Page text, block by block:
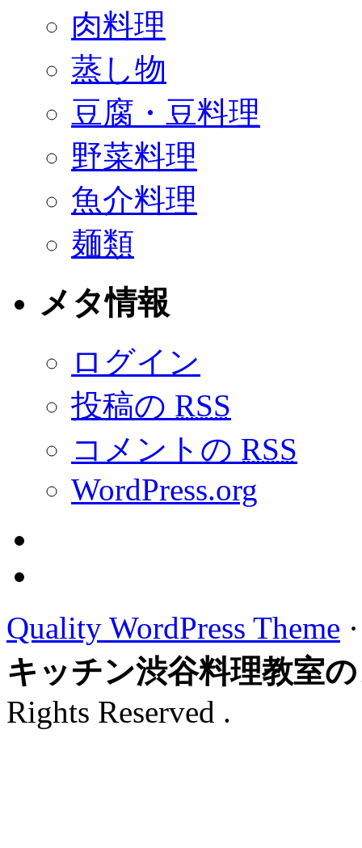
肉料理
蒸し物
豆腐・豆料理
野菜料理
魚介料理
麺類
メタ情報
ログイン
投稿の RSS
コメントの RSS
WordPress.org
Quality WordPress Theme
キッチン渋谷料理教室
Rights Reserved .